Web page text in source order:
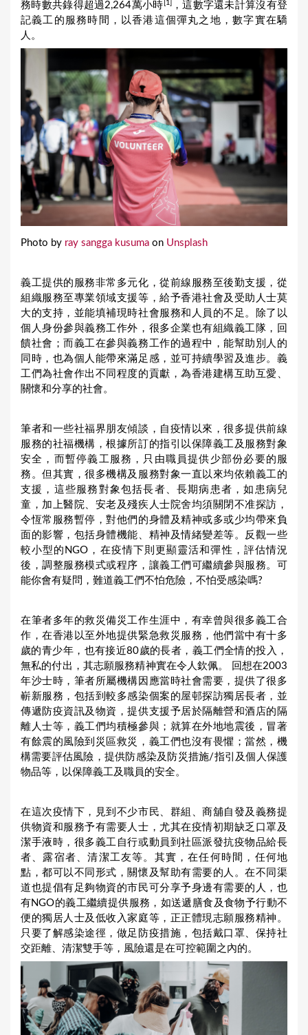
務時數共錄得超過2,264萬小時 [1] ，這數字還未計算沒有登
記義工的服務時間，以香港這個彈丸之地，數字實在驕
人。
Photo by ray sangga kusuma on Unsplash
義工提供的服務非常多元化，從前線服務至後勤支援，從
組織服務至專業領域支援等，給予香港社會及受助人士莫
大的支持，並能填補現時社會服務和人員的不足。除了以
個人身份參與義務工作外，很多企業也有組織義工隊，回
饋社會；而義工在參與義務工作的過程中，能幫助別人的
同時，也為個人能帶來滿足感，並可持續學習及進步。義
工們為社會作出不同程度的貢獻，為香港建構互助互愛、
關懷和分享的社會。
筆者和一些社福界朋友傾談，自疫情以來，很多提供前線
服務的社福機構，根據所訂的指引以保障義工及服務對象
安全，而暫停義工服務，只由職員提供少部份必要的服
務。但其實，很多機構及服務對象一直以來均依賴義工的
支援，這些服務對象包括長者、長期病患者，如患病兒
童，加上醫院、安老及殘疾人士院舍均須關閉不准探訪，
令恆常服務暫停，對他們的身體及精神或多或少均帶來負
面的影響，包括身體機能、精神及情緒變差等。反觀一些
較小型的NGO，在疫情下則更顯靈活和彈性，評估情況
後，調整服務模式或程序，讓義工們可繼續參與服務。可
能你會有疑問，難道義工們不怕危險，不怕受感染嗎?
在筆者多年的救災備災工作生涯中，有幸曾與很多義工合
作，在香港以至外地提供緊急救災服務，他們當中有十多
歲的青少年，也有接近80歲的長者，義工們全情的投入，
無私的付出，其志願服務精神實在令人欽佩。 回想在2003
年沙士時，筆者所屬機構因應當時社會需要，提供了很多
嶄新服務，包括到較多感染個案的屋邨探訪獨居長者，並
傳遞防疫資訊及物資，提供支援予居於隔離營和酒店的隔
離人士等，義工們均積極參與；就算在外地地震後，冒著
有餘震的風險到災區救災，義工們也沒有畏懼；當然，機
構需要評估風險，提供防感染及防災措施/指引及個人保護
物品等，以保障義工及職員的安全。
在這次疫情下，見到不少市民、群組、商舖自發及義務提
供物資和服務予有需要人士，尤其在疫情初期缺乏口罩及
潔手液時，很多義工自行或動員到社區派發抗疫物品給長
者、露宿者、清潔工友等。其實，在任何時間，任何地
點，都可以不同形式，關懷及幫助有需要的人。在不同渠
道也提倡有足夠物資的市民可分享予身邊有需要的人，也
有NGO的義工繼續提供服務，如送遞膳食及食物予行動不
便的獨居人士及低收入家庭等，正正體現志願服務精神。
只要了解感染途徑，做足防疫措施，包括戴口罩、保持社
交距離、清潔雙手等，風險還是在可控範圍之內的。